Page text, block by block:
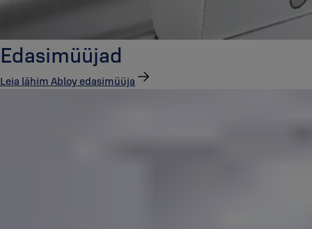
Edasimüüjad
Leia lähim Abloy edasimüüja